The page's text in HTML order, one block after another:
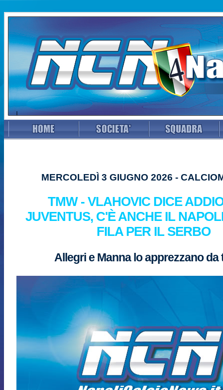
MERCOLEDÌ 3 GIUGNO 2026 -
TMW - VLAHOVIC DICE
JUVENTUS, C'È ANCHE IL
FILA PER IL SERBO
Allegri e Manna lo apprezzano da